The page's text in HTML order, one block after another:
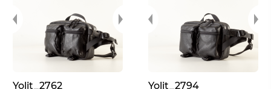
Yolit_2762 Yolit_2794